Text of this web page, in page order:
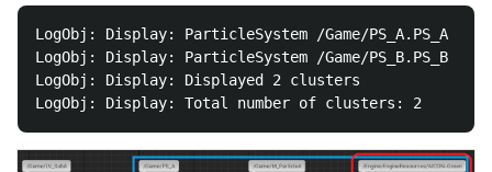
LogObj: Display: ParticleSystem /Game/PS_A.PS_A
LogObj: Display: ParticleSystem /Game/PS_B.PS_B
LogObj: Display: Displayed 2 clusters